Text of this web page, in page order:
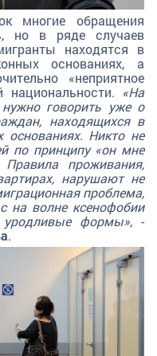
многие обращения
но в ряде случаев
находятся в
основаниях, а
«неприятное
«На
говорить уже о
находящихся в
основаниях. Никто не
по принципу «он мне
Правила проживания,
нарушают не
проблема,
на волне ксенофобии
уродливые формы», -
.